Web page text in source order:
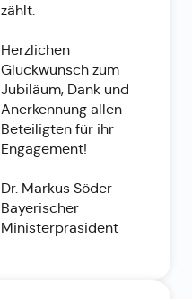
zählt.
Herzlichen
Glückwunsch zum
Jubiläum, Dank und
Anerkennung allen
Beteiligten für ihr
Engagement!
Dr. Markus Söder
Bayerischer
Ministerpräsident